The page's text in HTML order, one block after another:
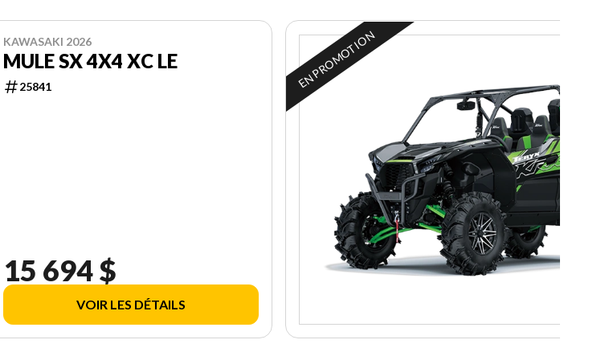
KAWASAKI 2026
MULE SX 4X4 XC LE
25841
15 694 $
VOIR LES DÉTAILS
EN PROMOTION